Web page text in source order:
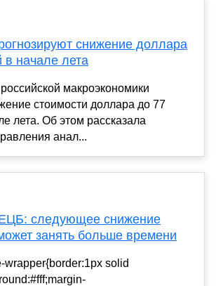
снижение доллара
в начале лета
макроэкономики
стоимости доллара до 77
лета. Об этом рассказала
анал...
следующее снижение
занять больше времени
wrapper{border:1px solid